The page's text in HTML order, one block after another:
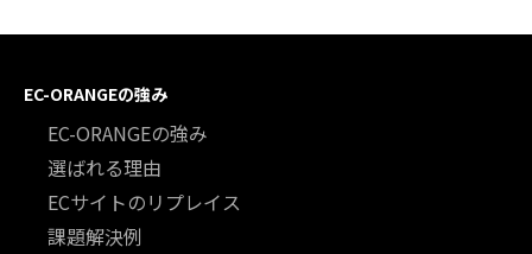
EC-ORANGEの強み
EC-ORANGEの強み
選ばれる理由
ECサイトのリプレイス
課題解決例